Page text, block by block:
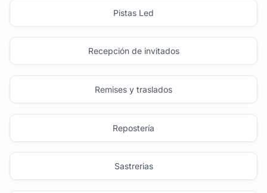
Pistas Led
Recepción de invitados
Remises y traslados
Repostería
Sastrerias